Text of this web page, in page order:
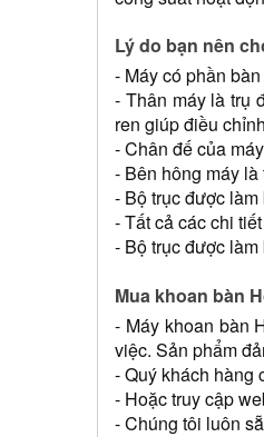
Lý do bạn nên
- Máy có phần
- Thân máy là trụ
ren giúp điều
- Chân đế của
- Bên hông máy
- Bộ trục được
- Tất cả các chi
- Bộ trục được
Mua khoan bàn
- Máy khoan bàn
việc. Sản phẩm
- Quý khách hàng
- Hoặc truy cập
- Chúng tôi luôn